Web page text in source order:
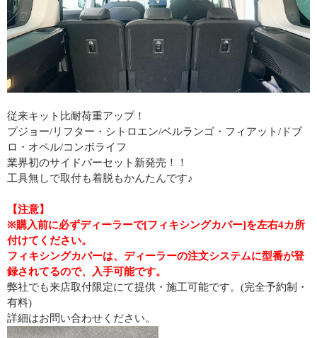
従来キット比耐荷重アップ！
プジョー/リフター・シトロエン/ベルランゴ・フィアット/ドブ
ロ・オペル/コンボライフ
業界初のサイドバーセット新発売！！
工具無しで取付も着脱もかんたんです♪
【注意】
※購入前に必ずディーラーで[フィキシングカバー]を左右4カ所
付けてください。
フィキシングカバーは、ディーラーの注文システムに型番が登
録されてるので、入手可能です。
弊社でも来店取付限定にて提供・施工可能です。(完全予約制・
有料)
詳細はお問い合わせください。